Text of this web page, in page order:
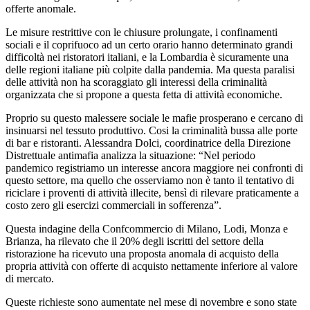
offerte anomale.
Le misure restrittive con le chiusure prolungate, i confinamenti
sociali e il coprifuoco ad un certo orario hanno determinato grandi
difficoltà nei ristoratori italiani, e la Lombardia è sicuramente una
delle regioni italiane più colpite dalla pandemia. Ma questa paralisi
delle attività non ha scoraggiato gli interessi della criminalità
organizzata che si propone a questa fetta di attività economiche.
Proprio su questo malessere sociale le mafie prosperano e cercano di
insinuarsi nel tessuto produttivo. Cosi la criminalità bussa alle porte
di bar e ristoranti. Alessandra Dolci, coordinatrice della Direzione
Distrettuale antimafia analizza la situazione: “Nel periodo
pandemico registriamo un interesse ancora maggiore nei confronti di
questo settore, ma quello che osserviamo non è tanto il tentativo di
riciclare i proventi di attività illecite, bensì di rilevare praticamente a
costo zero gli esercizi commerciali in sofferenza”.
Questa indagine della Confcommercio di Milano, Lodi, Monza e
Brianza, ha rilevato che il 20% degli iscritti del settore della
ristorazione ha ricevuto una proposta anomala di acquisto della
propria attività con offerte di acquisto nettamente inferiore al valore
di mercato.
Queste richieste sono aumentate nel mese di novembre e sono state